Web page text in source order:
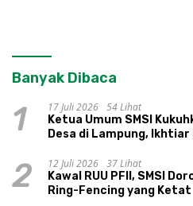
Banyak Dibaca
1 17 Juli 2026 54 Lihat
Ketua Umum SMSI
Desa di Lampung,
2 12 Juli 2026 37 Lihat
Kawal RUU PFII, SMSI
Ring-Fencing yang Ketat